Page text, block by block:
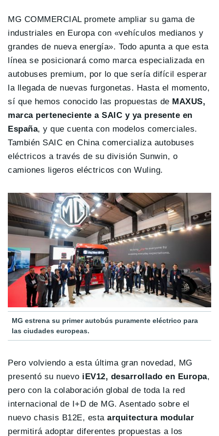
MG COMMERCIAL promete ampliar su gama de
industriales en Europa con «vehículos medianos y
grandes de nueva energía». Todo apunta a que esta
línea se posicionará como marca especializada en
autobuses premium, por lo que sería difícil esperar
la llegada de nuevas furgonetas. Hasta el momento,
sí que hemos conocido las propuestas de MAXUS,
marca perteneciente a SAIC y ya presente en
España, y que cuenta con modelos comerciales.
También SAIC en China comercializa autobuses
eléctricos a través de su división Sunwin, o
camiones ligeros eléctricos con Wuling.
MG estrena su primer autobús puramente eléctrico para
las ciudades europeas.
Pero volviendo a esta última gran novedad, MG
presentó su nuevo iEV12, desarrollado en Europa,
pero con la colaboración global de toda la red
internacional de I+D de MG. Asentado sobre el
nuevo chasis B12E, estaarquitectura modular
permitirá adoptar diferentes propuestas a los